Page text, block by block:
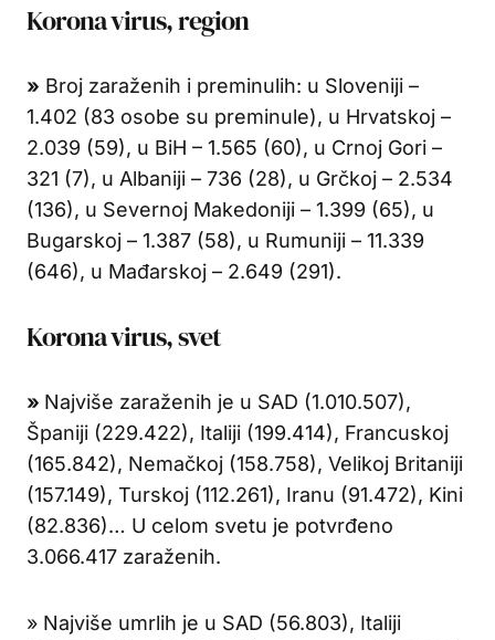
Korona virus, region
» Broj zaraženih i preminulih: u Sloveniji –
1.402 (83 osobe su preminule), u Hrvatskoj –
2.039 (59), u BiH – 1.565 (60), u Crnoj Gori –
321 (7), u Albaniji – 736 (28), u Grčkoj – 2.534
(136), u Severnoj Makedoniji – 1.399 (65), u
Bugarskoj – 1.387 (58), u Rumuniji – 11.339
(646), u Mađarskoj – 2.649 (291).
Korona virus, svet
» Najviše zaraženih je u SAD (1.010.507),
Španiji (229.422), Italiji (199.414), Francuskoj
(165.842), Nemačkoj (158.758), Velikoj Britaniji
(157.149), Turskoj (112.261), Iranu (91.472), Kini
(82.836)… U celom svetu je potvrđeno
3.066.417 zaraženih.
» Najviše umrlih je u SAD (56.803), Italiji